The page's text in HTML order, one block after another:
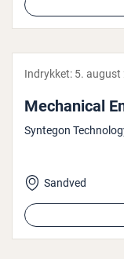
Indrykket: 5. august
Me­cha­ni­cal
Syntegon
Sandved